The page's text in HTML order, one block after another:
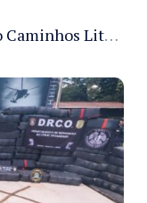
Sejusc participa da 5ª edição do Caminhos Literários com foco na cultura hip-hop nas unidades socioeducativas